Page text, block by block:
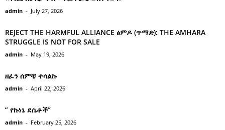
admin - July 27, 2026
REJECT THE HARMFUL ALLIANCE ፅምዶ (ጥማድ): THE AMHARA
STRUGGLE IS NOT FOR SALE
admin - May 19, 2026
ዘፈን ሰምቼ ተሳልኩ
admin - April 22, 2026
” የኩነኔ ደሴቶች’’
admin - February 25, 2026